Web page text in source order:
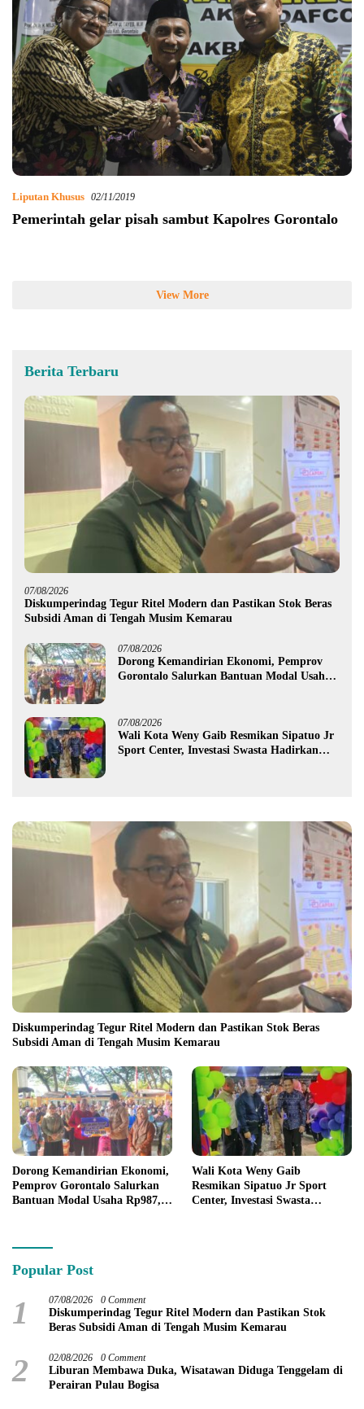
Liputan Khusus 02/11/2019
Pemerintah gelar pisah sambut Kapolres Gorontalo
View More
Berita Terbaru
07/08/2026
Diskumperindag Tegur Ritel Modern dan Pastikan Stok Beras
Subsidi Aman di Tengah Musim Kemarau
07/08/2026
Dorong Kemandirian Ekonomi, Pemprov
Gorontalo Salurkan Bantuan Modal Usaha
07/08/2026
Wali Kota Weny Gaib Resmikan Sipatuo Jr
Sport Center, Investasi Swasta Hadirkan
Diskumperindag Tegur Ritel Modern dan Pastikan Stok Beras
Subsidi Aman di Tengah Musim Kemarau
Dorong Kemandirian Ekonomi,
Pemprov Gorontalo Salurkan
Bantuan Modal Usaha Rp987,5
Wali Kota Weny Gaib
Resmikan Sipatuo Jr Sport
Center, Investasi Swasta
Popular Post
1 07/08/2026 0 Comment
Diskumperindag Tegur Ritel Modern dan Pastikan Stok
Beras Subsidi Aman di Tengah Musim Kemarau
2 02/08/2026 0 Comment
Liburan Membawa Duka, Wisatawan Diduga Tenggelam di
Perairan Pulau Bogisa